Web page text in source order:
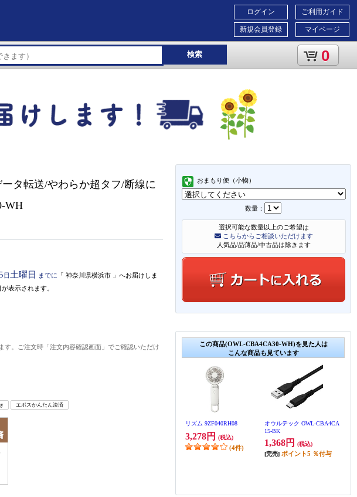
ご利用ガイド
マイページ
ログイン
新規会員登録
検索 0
おまもり便（小物）
数量：
選択可能な数量以上のご希望は
こちらからご相談いただけます
人気品/品薄品/中古品は除きます
この商品(OWL-CBA4CA30-WH)を見た人は
こんな商品も見ています
リズム 9ZF040RH08
3,278円 (税込)
(4件)
オウルテック OWL-CBA4CA
15-BK
1,368円
(税込)
[完売] ポイント5 ％付与
タ転送/やわらか超タフ/断線に
WH
日 土曜日 までに 「 神奈川県横浜市 」 へお届けしま
表示されます。
。ご注文時「注文内容確認画面」でご確認いただけ
エポスかんたん決済